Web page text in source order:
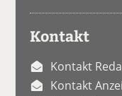
Kontakt
Kontakt
Kontakt